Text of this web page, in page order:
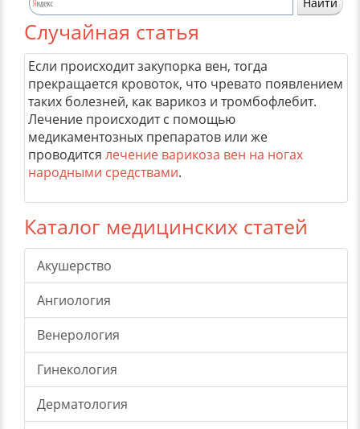
Случайная статья
Если происходит закупорка вен, тогда
прекращается кровоток, что чревато появлением
таких болезней, как варикоз и тромбофлебит.
Лечение происходит с помощью
медикаментозных препаратов или же
проводится лечение варикоза вен на ногах
народными средствами.
Каталог медицинских статей
Акушерство
Ангиология
Венерология
Гинекология
Дерматология